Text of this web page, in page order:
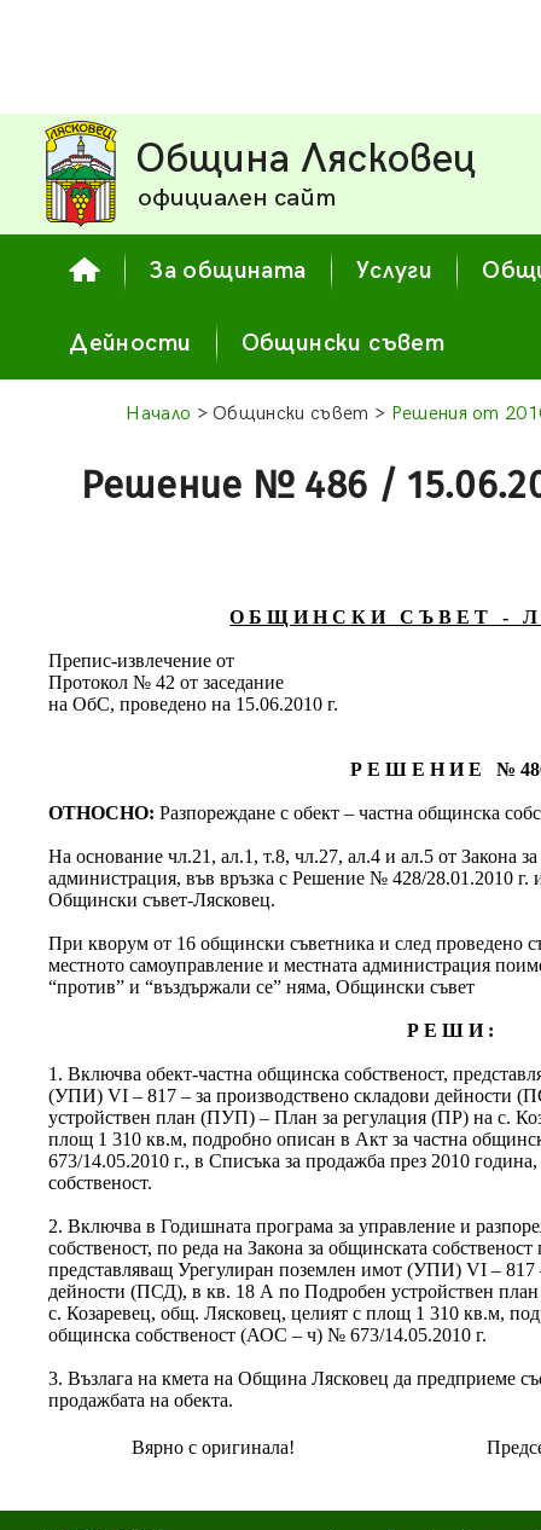
Община Лясковец
официален сайт
За общината Услуги
Дейности Общински съвет
Начало > Общински съвет > Решения от
Решение № 486 /
О Б Щ И Н С К И С Ъ В Е Т - Л
Препис-извлечение от
Протокол № 42 от заседание
на ОбС, проведено на 15.06.2010 г.
Р Е Ш Е Н И Е №
ОТНОСНО:Разпореждане с обект – частна общинска
На основание чл.21, ал.1, т.8, чл.27, ал.4 и ал.5 от Закона
администрация, във връзка с Решение № 428/28.01.2010
Общински съвет-Лясковец.
При кворум от 16 общински съветника и след проведено
местното самоуправление и местната администрация
“против” и “въздържали се” няма, Общински съвет
Р Е Ш И :
1. Включва обект-частна общинска собственост,
(УПИ) VІ – 817 – за производствено складови дейности
устройствен план (ПУП) – План за регулация (ПР) на с.
площ 1 310 кв.м, подробно описан в Акт за частна
673/14.05.2010 г., в Списъка за продажба през 2010
собственост.
2. Включва в Годишната програма за управление и
собственост, по реда на Закона за общинската
представляващ Урегулиран поземлен имот (УПИ) VІ – 817
дейности (ПСД), в кв. 18 А по Подробен устройствен
с. Козаревец, общ. Лясковец, целият с площ 1 310 кв.м,
общинска собственост (АОС – ч) № 673/14.05.2010 г.
3. Възлага на кмета на Община Лясковец да предприеме
продажбата на обекта.
Вярно с оригинала!